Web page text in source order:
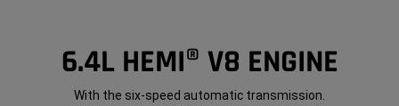
6.4L HEMI® V8 ENGINE
With the six-speed automatic transmission.